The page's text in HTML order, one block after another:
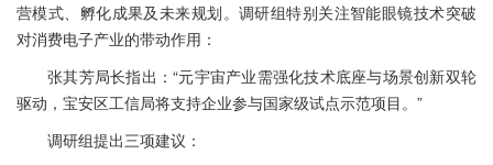
营模式、孵化成果及未来规划。调研组特别关注智能眼镜技术突破
对消费电子产业的带动作用：
张其芳局长指出：“元宇宙产业需强化技术底座与场景创新双轮
驱动，宝安区工信局将支持企业参与国家级试点示范项目。”
调研组提出三项建议：